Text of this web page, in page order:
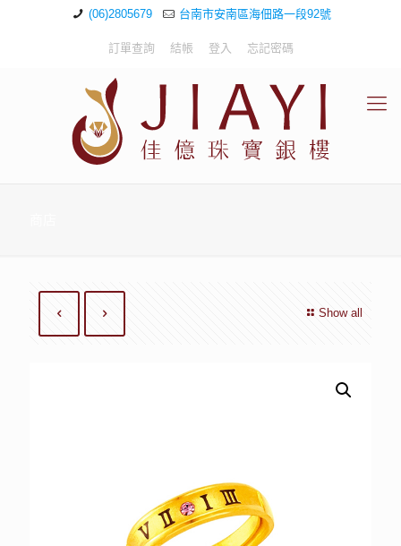
(06)2805679 台南市安南區海佃路一段92號
訂單查詢 結帳 登入 忘記密碼
Show all